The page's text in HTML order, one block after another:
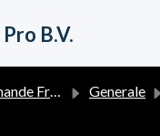
B.V.
Frequenti (FAQ) Generale